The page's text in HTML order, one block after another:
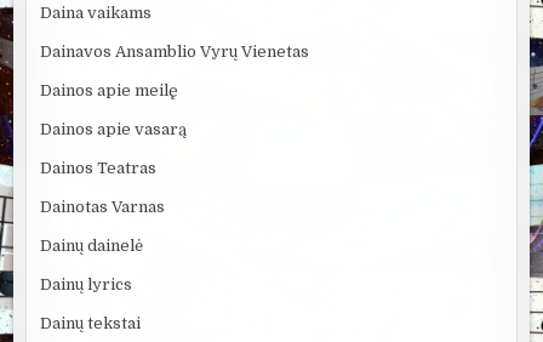
Daina vaikams
Dainavos Ansamblio Vyrų Vienetas
Dainos apie meilę
Dainos apie vasarą
Dainos Teatras
Dainotas Varnas
Dainų dainelė
Dainų lyrics
Dainų tekstai